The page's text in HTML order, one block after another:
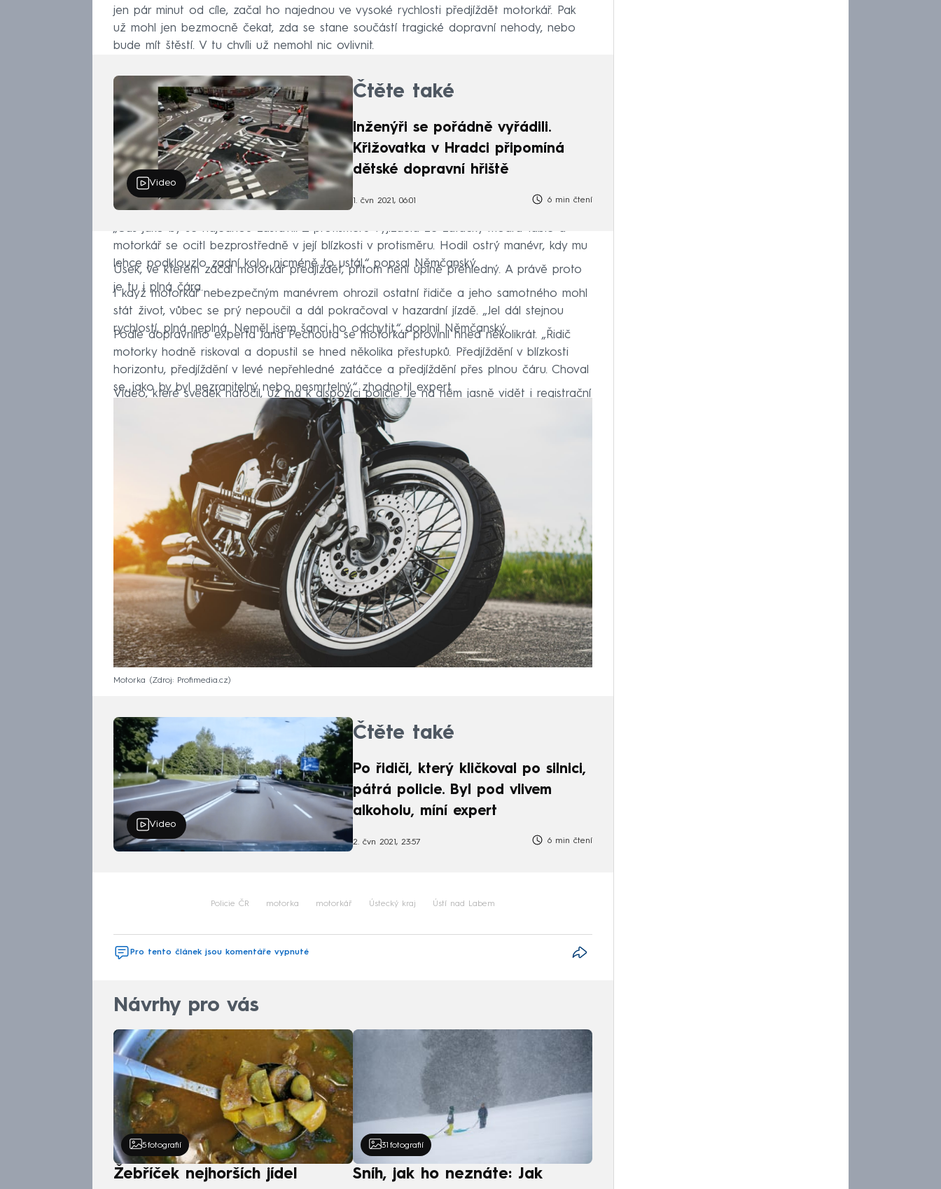
jen pár minut od cíle, začal ho najednou ve vysoké rychlosti předjíždět motorkář. Pak
už mohl jen bezmocně čekat, zda se stane součástí tragické dopravní nehody, nebo
bude mít štěstí. V tu chvíli už nemohl nic ovlivnit.
Video
Čtěte také
Inženýři se pořádně vyřádili.
Křižovatka v Hradci připomíná
dětské dopravní hřiště
1. čvn 2021, 06:01 6 min čtení
„Čas jako by se najednou zastavil. Z protisměru vyjížděla ze zatáčky modrá fabie a
motorkář se ocitl bezprostředně v její blízkosti v protisměru. Hodil ostrý manévr, kdy mu
lehce podklouzlo zadní kolo, nicméně to ustál,“ popsal Němčanský.
Úsek, ve kterém začal motorkář předjíždět, přitom není úplně přehledný. A právě proto
je tu i plná čára.
I když motorkář nebezpečným manévrem ohrozil ostatní řidiče a jeho samotného mohl
stát život, vůbec se prý nepoučil a dál pokračoval v hazardní jízdě. „Jel dál stejnou
rychlostí, plná neplná. Neměl jsem šanci ho odchytit,“ doplnil Němčanský.
Podle dopravního experta Jana Pechouta se motorkář provinil hned několikrát. „Řidič
motorky hodně riskoval a dopustil se hned několika přestupků. Předjíždění v blízkosti
horizontu, předjíždění v levé nepřehledné zatáčce a předjíždění přes plnou čáru. Choval
se, jako by byl nezranitelný nebo nesmrtelný,“ zhodnotil expert.
Video, které svědek natočil, už má k dispozici policie. Je na něm jasně vidět i registrační
značka motorky. Brzy tak nejspíš bude mít její majitel policistům co vysvětlovat.
Motorka Zdroj: Profimedia.cz
Video
Čtěte také
Po řidiči, který kličkoval po silnici,
pátrá policie. Byl pod vlivem
alkoholu, míní expert
2. čvn 2021, 23:57 6 min čtení
Policie ČR motorka motorkář Ústecký kraj Ústí nad Labem
Pro tento článek jsou komentáře vypnuté
Návrhy pro vás
5 fotografií
Žebříček nejhorších jídel
31 fotografií
Sníh, jak ho neznáte: Jak